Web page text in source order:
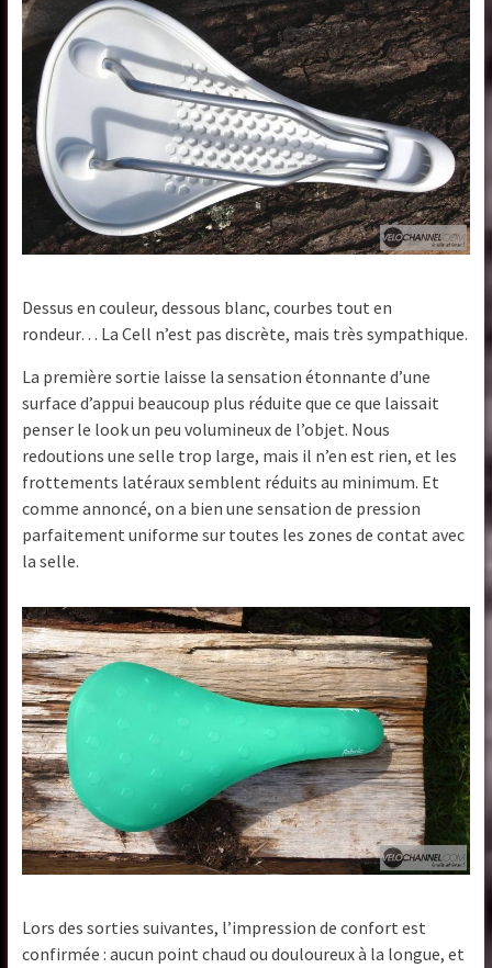
Dessus en couleur, dessous blanc, courbes tout en
rondeur… La Cell n’est pas discrète, mais très sympathique.
La première sortie laisse la sensation étonnante d’une
surface d’appui beaucoup plus réduite que ce que laissait
penser le look un peu volumineux de l’objet. Nous
redoutions une selle trop large, mais il n’en est rien, et les
frottements latéraux semblent réduits au minimum. Et
comme annoncé, on a bien une sensation de pression
parfaitement uniforme sur toutes les zones de contat avec
la selle.
Lors des sorties suivantes, l’impression de confort est
confirmée : aucun point chaud ou douloureux à la longue, et